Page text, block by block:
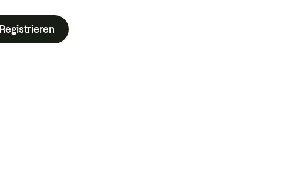
Registrieren